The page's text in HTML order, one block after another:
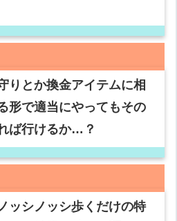
りとか換金アイテムに相
形で適当にやってもその
ば行けるか…？
ッシノッシ歩くだけの特